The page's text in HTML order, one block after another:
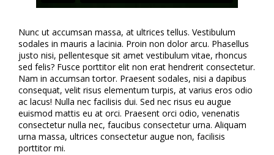
Nunc ut accumsan massa, at ultrices tellus. Vestibulum
sodales in mauris a lacinia. Proin non dolor arcu. Phasellus
justo nisi, pellentesque sit amet vestibulum vitae, rhoncus
sed felis? Fusce porttitor elit non erat hendrerit consectetur.
Nam in accumsan tortor. Praesent sodales, nisi a dapibus
consequat, velit risus elementum turpis, at varius eros odio
ac lacus! Nulla nec facilisis dui. Sed nec risus eu augue
euismod mattis eu at orci. Praesent orci odio, venenatis
consectetur nulla nec, faucibus consectetur urna. Aliquam
urna massa, ultrices consectetur augue non, facilisis
porttitor mi.